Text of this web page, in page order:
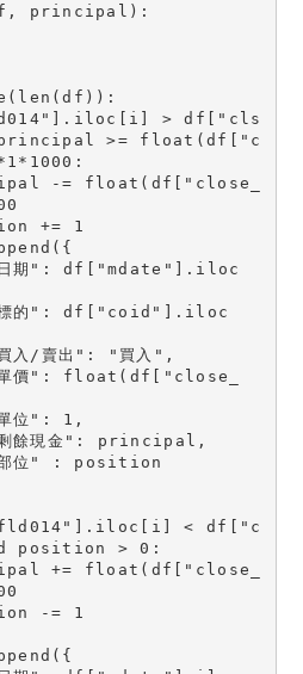
principal):
>= float(df["c
position > 0: